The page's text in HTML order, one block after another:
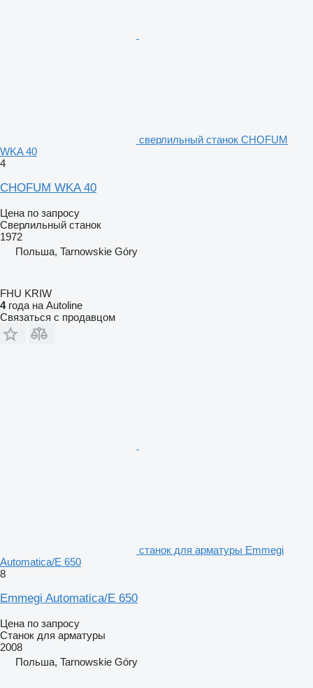
сверлильный станок CHOFUM
WKA 40
4
CHOFUM WKA 40
Цена по запросу
Сверлильный станок
1972
Польша, Tarnowskie Góry
FHU KRIW
4года на Autoline
Связаться с продавцом
станок для арматуры Emmegi
Automatica/E 650
8
Emmegi Automatica/E 650
Цена по запросу
Станок для арматуры
2008
Польша, Tarnowskie Góry